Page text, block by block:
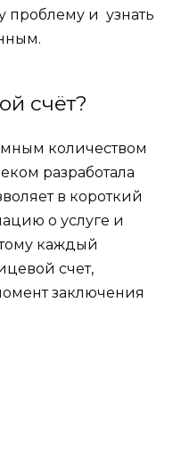
проблему и узнать
счёт?
количеством
разработала
в короткий
о услуге и
каждый
счет,
заключения